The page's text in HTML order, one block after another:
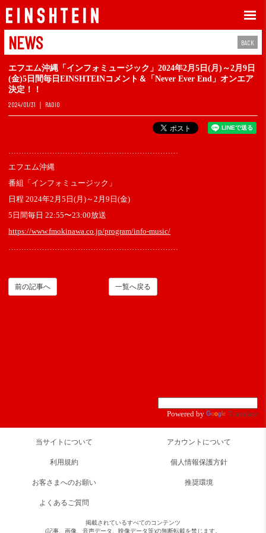
NEWS BACK
エフエム沖縄「インフォミュージック」2024年2月5日(月)～2月9日
(金)5日間毎日EINSHTEINコメント＆「Never Ever End」オンエア
決定！！
2024/01/31 RADIO
…………………………………………………………
エフエム沖縄
番組 「インフォミュージック」​
日程 2024年2月5日(月)～2月9日(金)
5日間毎日 22:55〜23:00放送
https://www.fmokinawa.co.jp/program/info-music/
…………………………………………………………
一覧へ戻る
前の記事へ
Powered by Translate
当サイトについて アカウントについて
利用規約 個人情報保護方針
お客さまへのお願い 推奨環境
よくあるご質問
掲載されているすべてのコンテンツ
(記事、画像、音声データ、映像データ等)の無断転載を禁じます。